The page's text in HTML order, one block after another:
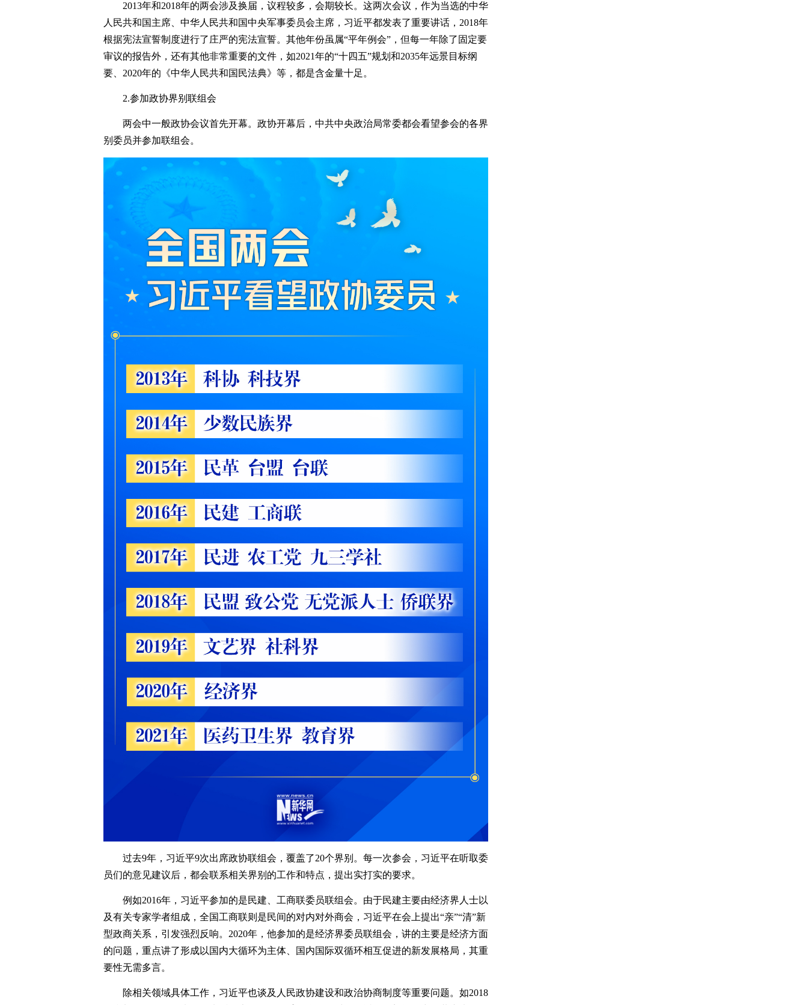
2013年和2018年的两会涉及换届，议程较多，会期较长。这两次会议，作为当选的中华
人民共和国主席、中华人民共和国中央军事委员会主席，习近平都发表了重要讲话，2018年
根据宪法宣誓制度进行了庄严的宪法宣誓。其他年份虽属“平年例会”，但每一年除了固定要
审议的报告外，还有其他非常重要的文件，如2021年的“十四五”规划和2035年远景目标纲
要、2020年的《中华人民共和国民法典》等，都是含金量十足。
2.参加政协界别联组会
两会中一般政协会议首先开幕。政协开幕后，中共中央政治局常委都会看望参会的各界
别委员并参加联组会。
过去9年，习近平9次出席政协联组会，覆盖了20个界别。每一次参会，习近平在听取委
员们的意见建议后，都会联系相关界别的工作和特点，提出实打实的要求。
例如2016年，习近平参加的是民建、工商联委员联组会。由于民建主要由经济界人士以
及有关专家学者组成，全国工商联则是民间的对内对外商会，习近平在会上提出“亲”“清”新
型政商关系，引发强烈反响。2020年，他参加的是经济界委员联组会，讲的主要是经济方面
的问题，重点讲了形成以国内大循环为主体、国内国际双循环相互促进的新发展格局，其重
要性无需多言。
除相关领域具体工作，习近平也谈及人民政协建设和政治协商制度等重要问题。如2018